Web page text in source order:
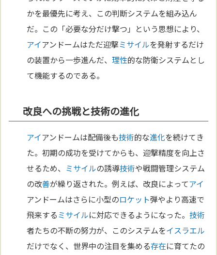
かを最優先に考え、この判断システムを組み込ん
だ。この「必要な分だけ撃つ」という思想により、
アイアンドームはただ迎撃ミサイルを発射するだけ
の装置から一歩進んだ、理性的な防衛システムとし
て機能するのである。
改良への挑戦と技術の進化
アイアンドームは配備後も技術的な進化を続けてき
た。初期の成功を受けてからも、迎撃精度を向上さ
せるため、 ミサイルの誘導技術や戦闘管理システム
の改善が繰り返された。例えば、改良によってアイ
アンドームはさらに小型のロケット弾やより高速で
飛来するミサイルに対応できるようになった。技術
者たちの不断の努力が、このシステムをイスラエル
だけでなく、世界中の注目を集める存在に育てたの